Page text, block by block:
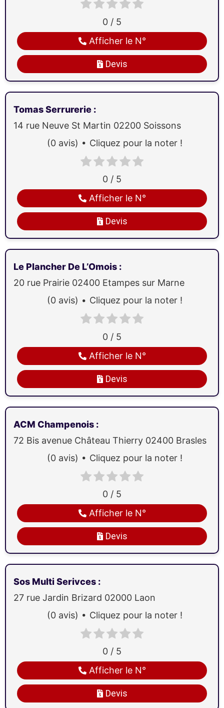
Devis
Afficher le N°
0 / 5
Tomas Serrurerie :
14 rue Neuve St Martin 02200 Soissons
Devis
Afficher le N°
0 / 5
(0 avis) Cliquez pour la noter !
Le Plancher De L’Omois :
20 rue Prairie 02400 Etampes sur Marne
Devis
Afficher le N°
0 / 5
(0 avis) Cliquez pour la noter !
ACM Champenois :
72 Bis avenue Château Thierry 02400 Brasles
Devis
Afficher le N°
0 / 5
(0 avis) Cliquez pour la noter !
Sos Multi Serivces :
27 rue Jardin Brizard 02000 Laon
Devis
Afficher le N°
0 / 5
(0 avis) Cliquez pour la noter !